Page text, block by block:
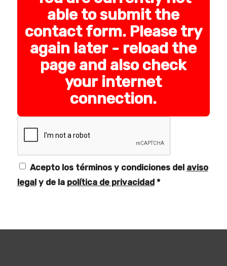
able to submit the
contact form. Please try
again later - reload the
page and also check
your internet
connection.
Acepto los términos y condiciones del aviso
legaly de la política de privacidad *